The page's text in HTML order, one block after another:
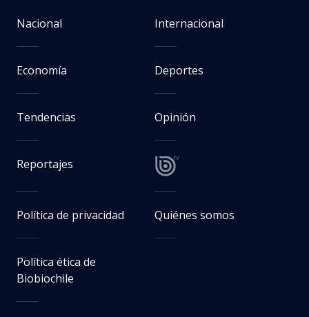
Nacional Internacional
Economía Deportes
Tendencias Opinión
Reportajes
Política de privacidad Quiénes somos
Política ética de
Biobiochile